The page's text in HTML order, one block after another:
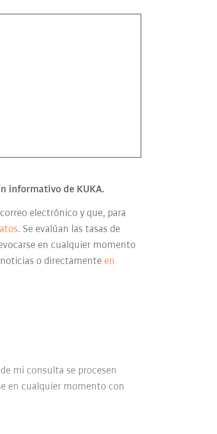
informativo de KUKA.
electrónico y que, para
. Se evalúan las tasas de
en cualquier momento
o directamente en
mi consulta se procesen
en cualquier momento con